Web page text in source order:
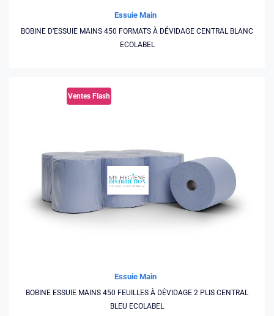
Essuie Main
BOBINE D’ESSUIE MAINS 450 FORMATS À DÉVIDAGE CENTRAL BLANC
ECOLABEL
Ventes Flash
Essuie Main
BOBINE ESSUIE MAINS 450 FEUILLES À DÉVIDAGE 2 PLIS CENTRAL
BLEU ECOLABEL